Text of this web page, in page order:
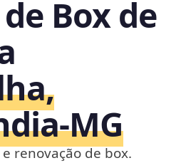
Box de
renovação de box.